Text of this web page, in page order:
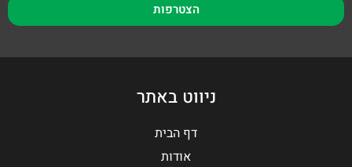
הצטרפות
ניווט באתר
דף הבית
אודות